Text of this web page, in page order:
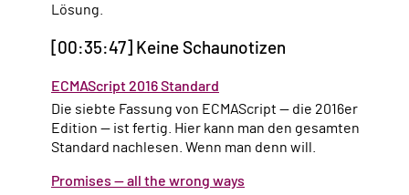
Lösung.
[00:35:47] Keine Schaunotizen
ECMAScript 2016 Standard
Die siebte Fassung von ECMAScript — die 2016er
Edition — ist fertig. Hier kann man den gesamten
Standard nachlesen. Wenn man denn will.
Promises — all the wrong ways